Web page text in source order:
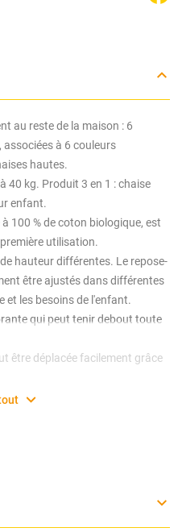
au reste de la maison : 6
à 6 couleurs
hautes.
40 kg. Produit 3 en 1 : chaise
enfant.
100 % de coton biologique, est
utilisation.
hauteur différentes. Le repose-
être ajustés dans différentes
et les besoins de l'enfant.
qui peut tenir debout toute
être déplacée facilement grâce